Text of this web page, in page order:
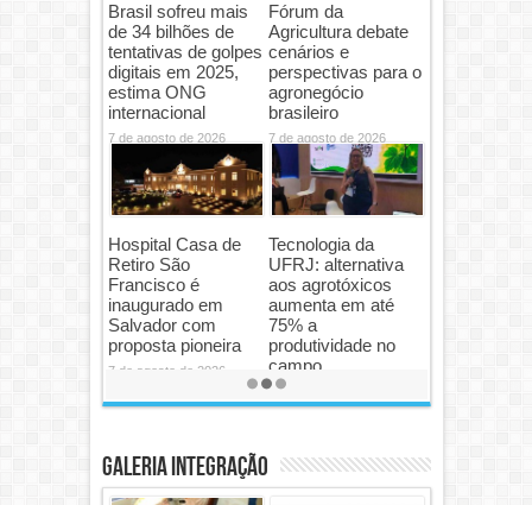
UNIFACS promove
campanha de
prevenção à
leucemia felina
durante o mês de
agosto
7 de agosto de 2026
Vaca Suprema de
2024 conquista
tricampeonato da
raça Jersey Adulta
na Agroleite 2026
7 de agosto de 2026
Desenvolvimento
de lideranças:
Quem vai liderar a
próxima
transformação da
mineração?
31 de julho de 2026
Plano Safra
2026/27 é ampliado,
mas rigor no
acesso ao crédito
gera preocupação
31 de julho de 2026
Galeria Integração